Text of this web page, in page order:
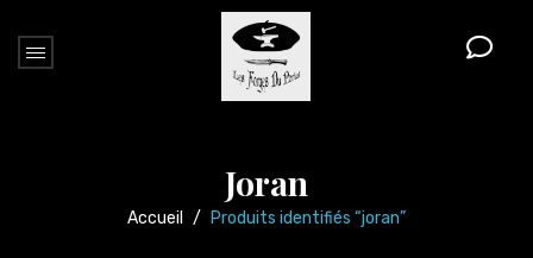
Joran
Accueil / Produits identifiés “joran”